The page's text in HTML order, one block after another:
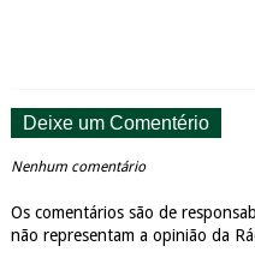
Deixe um Comentério
Nenhum comentário
Os comentários são de
não representam a opinião da